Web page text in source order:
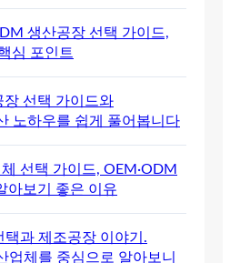
생산공장 선택 가이드,
심 포인트
장 선택 가이드와
노하우를 쉽게 풀어봅니다
선택 가이드, OEM·ODM
아보기 좋은 이유
택과 제조공장 이야기.
업체를 중심으로 알아보니